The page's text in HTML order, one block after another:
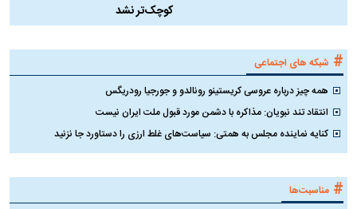
کوچک‌تر نشد
# شبکه های اجتماعی
همه چیز درباره عروسی کریستینو رونالدو و جورجیا رودریگس
انتقاد تند نبویان: مذاکره با دشمن مورد قبول ملت ایران نیست
کنایه نماینده مجلس به همتی: سیاست‌های غلط ارزی را دستاورد جا نزنید
# مناسبت‌ها